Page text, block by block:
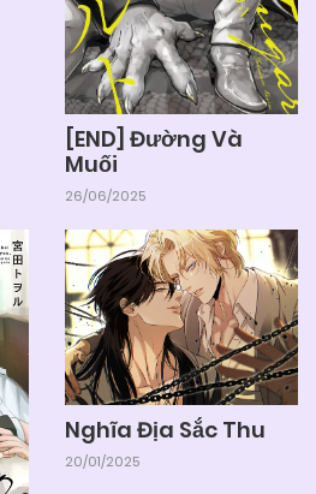
[END] Đường Và
Muối
26/06/2025
Nghĩa Địa Sắc Thu
20/01/2025